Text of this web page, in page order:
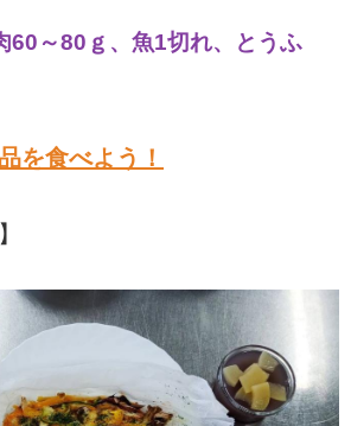
60～80ｇ、魚1切れ、とうふ
を食べよう！